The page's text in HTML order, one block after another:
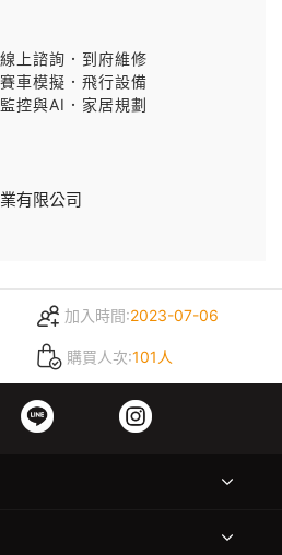
線上諮詢．到府維修
賽車模擬．飛行設備
監控與AI．家居規劃
有限公司
加入時間:2023-07-06
購買人次:101人